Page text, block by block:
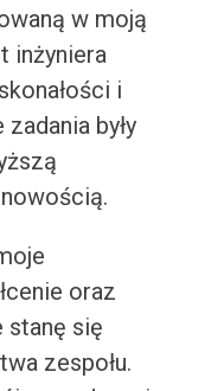
w moją
inżyniera
i
były
oraz
stanę się
zespołu.